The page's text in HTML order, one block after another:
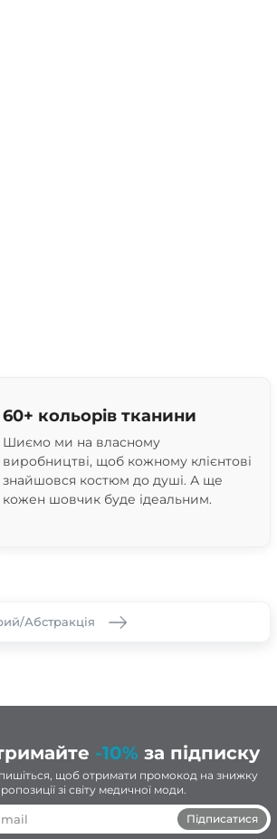
60+ кольорів тканини
Шиємо ми на власному
виробництві, щоб кожному клієнтові
знайшовся костюм до душі. А ще
кожен шовчик буде ідеальним.
Абстракція
-10% за підписку
щоб отримати промокод на знижку
зі світу медичної моди.
Підписатися